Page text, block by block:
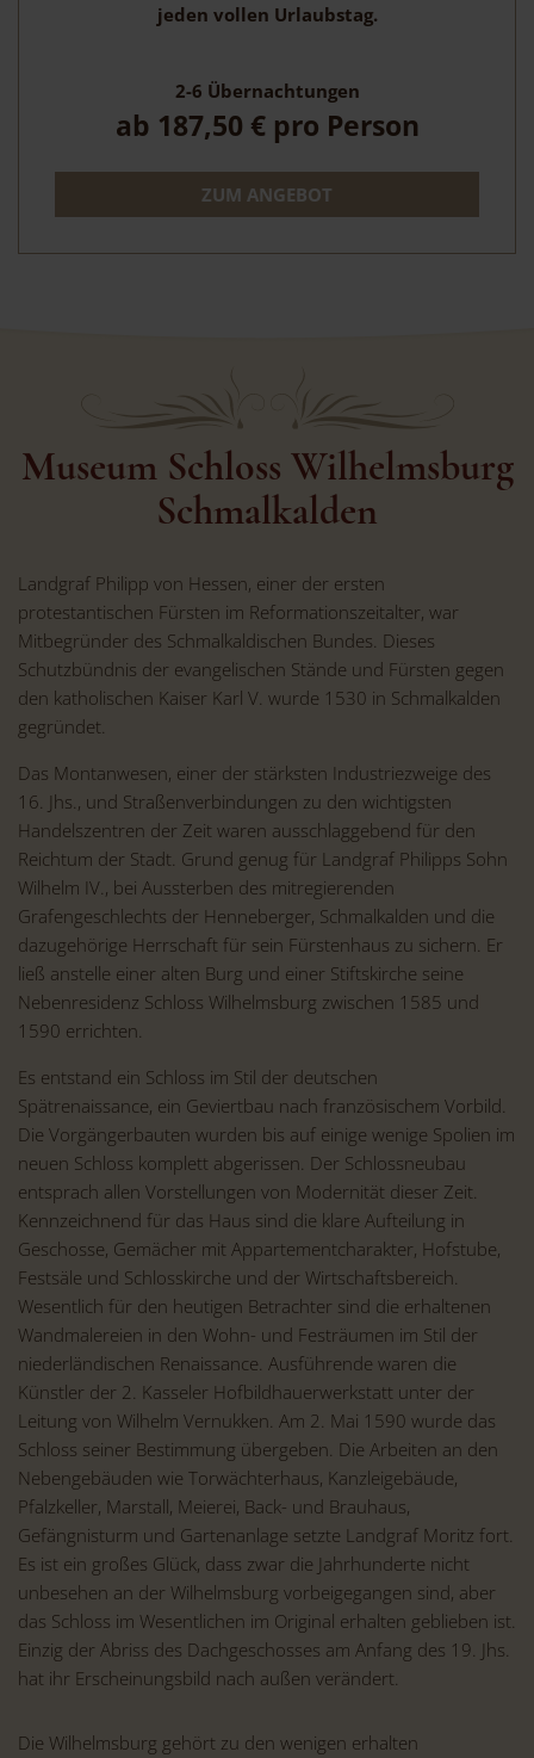
jeden vollen Urlaubstag.
2-6 Übernachtungen
ab 187,50 € pro Person
ZUM ANGEBOT
Museum Schloss Wilhelmsburg
Schmalkalden
Landgraf Philipp von Hessen, einer der ersten
protestantischen Fürsten im Reformationszeitalter, war
Mitbegründer des Schmalkaldischen Bundes. Dieses
Schutzbündnis der evangelischen Stände und Fürsten gegen
den katholischen Kaiser Karl V. wurde 1530 in Schmalkalden
gegründet.
Das Montanwesen, einer der stärksten Industriezweige des
16. Jhs., und Straßenverbindungen zu den wichtigsten
Handelszentren der Zeit waren ausschlaggebend für den
Reichtum der Stadt. Grund genug für Landgraf Philipps Sohn
Wilhelm IV., bei Aussterben des mitregierenden
Grafengeschlechts der Henneberger, Schmalkalden und die
dazugehörige Herrschaft für sein Fürstenhaus zu sichern. Er
ließ anstelle einer alten Burg und einer Stiftskirche seine
Nebenresidenz Schloss Wilhelmsburg zwischen 1585 und
1590 errichten.
Es entstand ein Schloss im Stil der deutschen
Spätrenaissance, ein Geviertbau nach französischem Vorbild.
Die Vorgängerbauten wurden bis auf einige wenige Spolien im
neuen Schloss komplett abgerissen. Der Schlossneubau
entsprach allen Vorstellungen von Modernität dieser Zeit.
Kennzeichnend für das Haus sind die klare Aufteilung in
Geschosse, Gemächer mit Appartementcharakter, Hofstube,
Festsäle und Schlosskirche und der Wirtschaftsbereich.
Wesentlich für den heutigen Betrachter sind die erhaltenen
Wandmalereien in den Wohn- und Festräumen im Stil der
niederländischen Renaissance. Ausführende waren die
Künstler der 2. Kasseler Hofbildhauerwerkstatt unter der
Leitung von Wilhelm Vernukken. Am 2. Mai 1590 wurde das
Schloss seiner Bestimmung übergeben. Die Arbeiten an den
Nebengebäuden wie Torwächterhaus, Kanzleigebäude,
Pfalzkeller, Marstall, Meierei, Back- und Brauhaus,
Gefängnisturm und Gartenanlage setzte Landgraf Moritz fort.
Es ist ein großes Glück, dass zwar die Jahrhunderte nicht
unbesehen an der Wilhelmsburg vorbeigegangen sind, aber
das Schloss im Wesentlichen im Original erhalten geblieben ist.
Einzig der Abriss des Dachgeschosses am Anfang des 19. Jhs.
hat ihr Erscheinungsbild nach außen verändert.
Die Wilhelmsburg gehört zu den wenigen erhalten